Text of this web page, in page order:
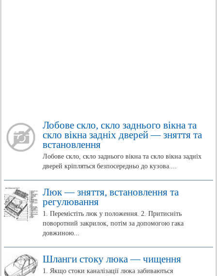
Лобове скло, скло заднього вікна та
скло вікна задніх дверей — зняття та
встановлення
Лобове скло, скло заднього вікна та скло вікна задніх
дверей кріпляться безпосередньо до кузова....
Люк — зняття, встановлення та
регулювання
1. Перемістіть люк у положення. 2. Притисніть
поворотний закрилок, потім за допомогою гака
довжиною...
Шланги стоку люка — чищення
1. Якщо стоки каналізації люка забиваються